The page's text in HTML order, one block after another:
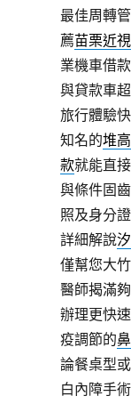
最佳周轉
薦苗栗近
業機車借
與貸款車
旅行體驗
知名的堆
款就能直
與條件固
照及身分
詳細解說
僅幫您大
醫師揭滿
辦理更快
疫調節的
論餐桌型
白內障手